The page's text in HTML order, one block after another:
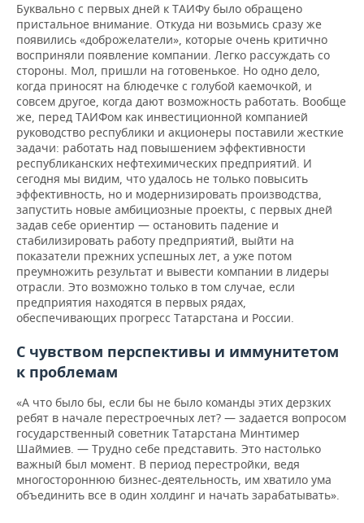
Буквально с первых дней к ТАИФу было обращено
пристальное внимание. Откуда ни возьмись сразу же
появились «доброжелатели», которые очень критично
восприняли появление компании. Легко рассуждать со
стороны. Мол, пришли на готовенькое. Но одно дело,
когда приносят на блюдечке с голубой каемочкой, и
совсем другое, когда дают возможность работать. Вообще
же, перед ТАИФом как инвестиционной компанией
руководство республики и акционеры поставили жесткие
задачи: работать над повышением эффективности
республиканских нефтехимических предприятий. И
сегодня мы видим, что удалось не только повысить
эффективность, но и модернизировать производства,
запустить новые амбициозные проекты, с первых дней
задав себе ориентир — остановить падение и
стабилизировать работу предприятий, выйти на
показатели прежних успешных лет, а уже потом
преумножить результат и вывести компании в лидеры
отрасли. Это возможно только в том случае, если
предприятия находятся в первых рядах,
обеспечивающих прогресс Татарстана и России.
С чувством перспективы и иммунитетом
к проблемам
«А что было бы, если бы не было команды этих дерзких
ребят в начале перестроечных лет? — задается вопросом
государственный советник Татарстана Минтимер
Шаймиев. — Трудно себе представить. Это настолько
важный был момент. В период перестройки, ведя
многостороннюю бизнес-деятельность, им хватило ума
объединить все в один холдинг и начать зарабатывать».